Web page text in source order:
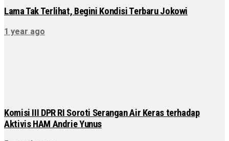
Lama Tak Terlihat, Begini Kondisi Terbaru Jokowi
1 year ago
Komisi III DPR RI Soroti Serangan Air Keras terhadap
Aktivis HAM Andrie Yunus